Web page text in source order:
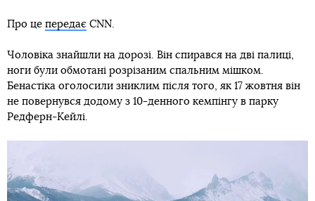
Про це передає CNN.
Чоловіка знайшли на дорозі. Він спирався на дві палиці,
ноги були обмотані розрізаним спальним мішком.
Бенастіка оголосили зниклим після того, як 17 жовтня він
не повернувся додому з 10-денного кемпінгу в парку
Редферн-Кейлі.